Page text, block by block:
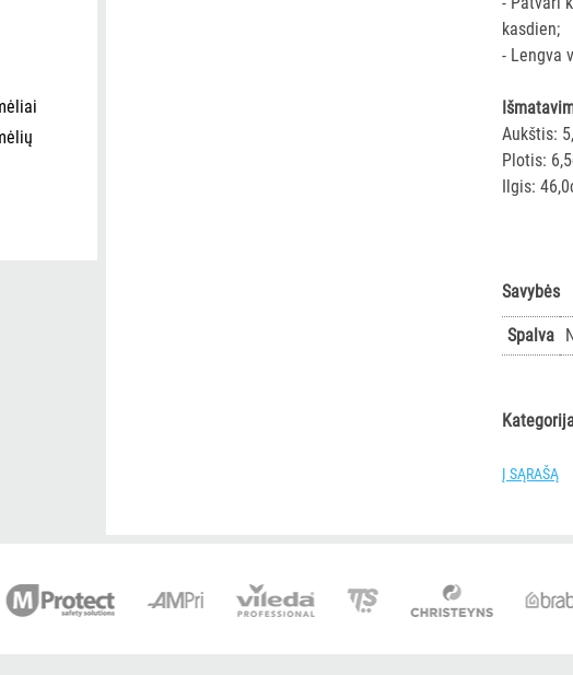
kasdien;
- Lengva
Aukštis:
Plotis:
Ilgis:
Savybės
Spalva
Į SĄRAŠĄ